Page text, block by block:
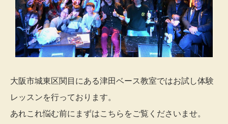
大阪市城東区関目にある津田ベース教室ではお試し体験
レッスンを行っております。
あれこれ悩む前にまずはこちらをご覧くださいませ。